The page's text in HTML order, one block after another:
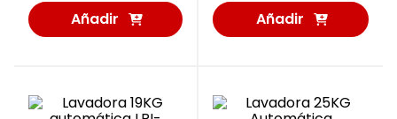
Añadir
al
Añadir
al